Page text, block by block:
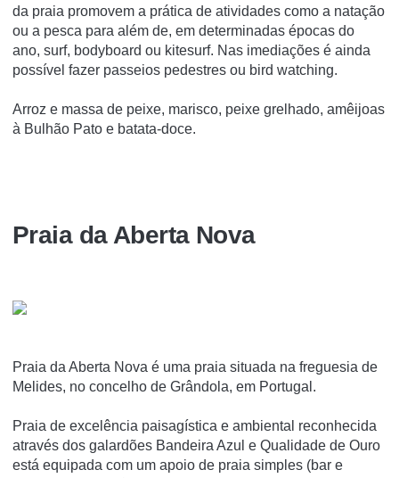
da praia promovem a prática de atividades como a natação
ou a pesca para além de, em determinadas épocas do
ano, surf, bodyboard ou kitesurf. Nas imediações é ainda
possível fazer passeios pedestres ou bird watching.
Arroz e massa de peixe, marisco, peixe grelhado, amêijoas
à Bulhão Pato e batata-doce.
Praia da Aberta Nova
Praia da Aberta Nova é uma praia situada na freguesia de
Melides, no concelho de Grândola, em Portugal.
Praia de excelência paisagística e ambiental reconhecida
através dos galardões Bandeira Azul e Qualidade de Ouro
está equipada com um apoio de praia simples (bar e